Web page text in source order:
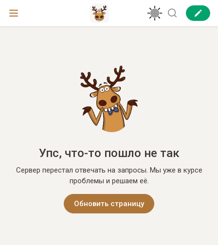
Упс, что-то пошло не так
Сервер перестал отвечать на запросы. Мы уже в курсе
проблемы и решаем её.
Обновить страницу